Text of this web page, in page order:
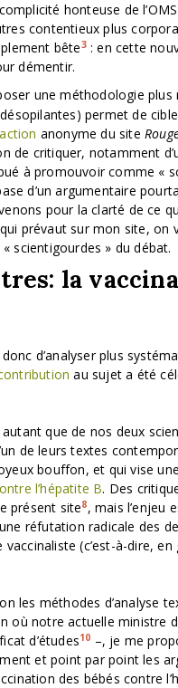
honteuse de
contentieux plus
bête3: en cette
démentir.
une méthodologie plus
permet de
anonyme du site
de critiquer, notamment
à promouvoir comme «
d’un argumentaire
pour la clarté de ce
prévaut sur mon site, on
scientigourdes » du débat.
la
d’analyser plus
au sujet a été
que de nos deux
de leurs textes
bouffon, et qui vise
l’hépatite B. Des
présent site8, mais l’enjeu
réfutation radicale des
(c’est-à-dire,
les méthodes d’analyse
notre actuelle ministre
d’études10 –, je me
et point par point les
des bébés contre